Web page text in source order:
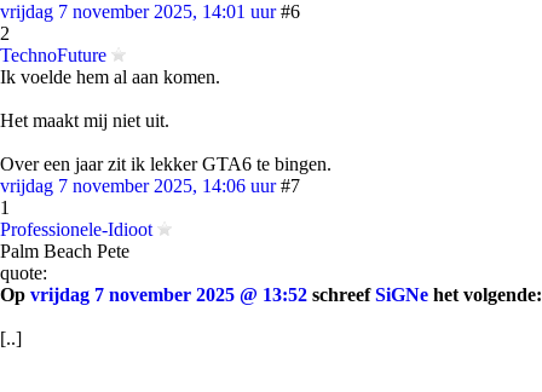
vrijdag 7 november 2025, 14:01 uur #6
2
TechnoFuture
Ik voelde hem al aan komen.
Het maakt mij niet uit.
Over een jaar zit ik lekker GTA6 te bingen.
vrijdag 7 november 2025, 14:06 uur #7
1
Professionele-Idioot
Palm Beach Pete
quote:
Op vrijdag 7 november 2025 @ 13:52 schreefSiGNe het volgende:
[..]